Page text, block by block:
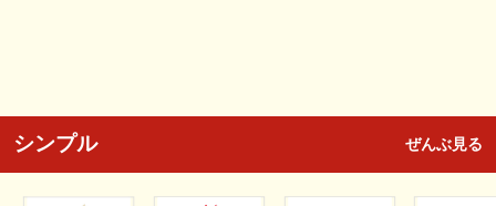
シンプル ぜんぶ見る